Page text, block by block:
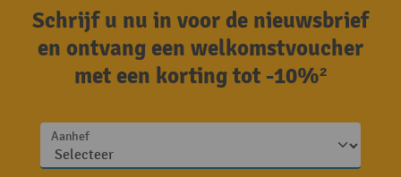
Schrijf u nu in voor de nieuwsbrief
en ontvang een welkomstvoucher
met een korting tot -10%²
Aanhef